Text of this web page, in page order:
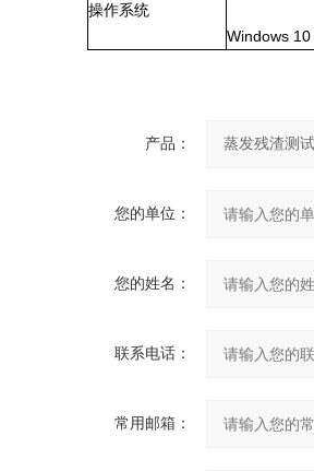
操作系统
Windows 10
产品：
您的单位：
您的姓名：
联系电话：
常用邮箱：